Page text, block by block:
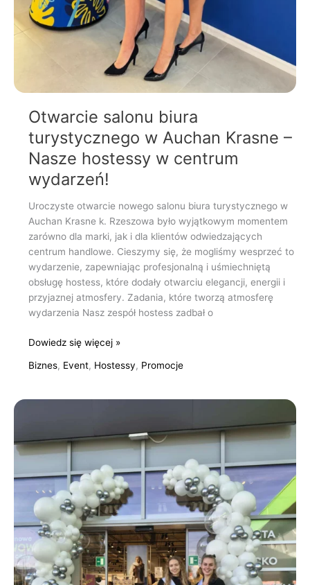
Otwarcie salonu biura
turystycznego w Auchan Krasne –
Nasze hostessy w centrum
wydarzeń!
Uroczyste otwarcie nowego salonu biura turystycznego w
Auchan Krasne k. Rzeszowa było wyjątkowym momentem
zarówno dla marki, jak i dla klientów odwiedzających
centrum handlowe. Cieszymy się, że mogliśmy wesprzeć to
wydarzenie, zapewniając profesjonalną i uśmiechniętą
obsługę hostess, które dodały otwarciu elegancji, energii i
przyjaznej atmosfery. Zadania, które tworzą atmosferę
wydarzenia Nasz zespół hostess zadbał o
Dowiedz się więcej »
Biznes, Event, Hostessy, Promocje
SINSAY
Bydgoszcz,
Radom,
Trzebiatów,
Kielce